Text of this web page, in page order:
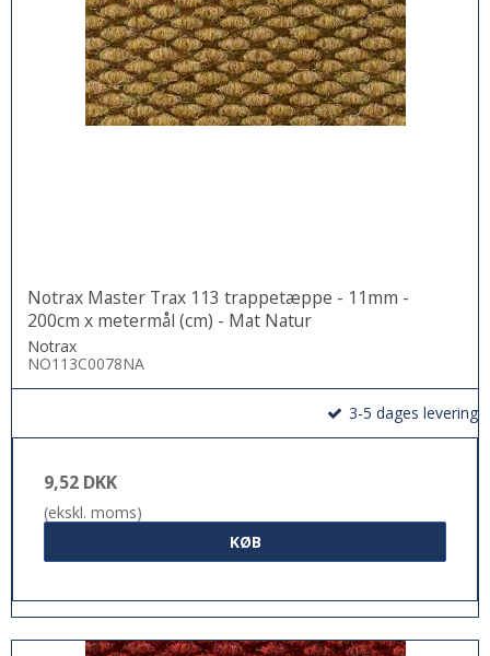
Notrax Master Trax 113 trappetæppe - 11mm -
200cm x metermål (cm) - Mat Natur
Notrax
NO113C0078NA
3-5 dages levering
9,52 DKK
(ekskl. moms)
KØB